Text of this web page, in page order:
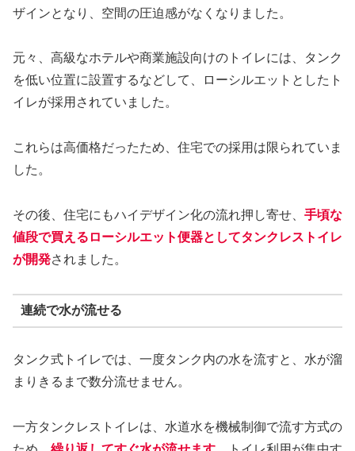
ザインとなり、空間の圧迫感がなくなりました。
元々、高級なホテルや商業施設向けのトイレには、タンク
を低い位置に設置するなどして、ローシルエットとしたト
イレが採用されていました。
これらは高価格だったため、住宅での採用は限られていま
した。
その後、住宅にもハイデザイン化の流れ押し寄せ、 手頃な
値段で買えるローシルエット便器としてタンクレストイレ
が開発されました。
連続で水が流せる
タンク式トイレでは、一度タンク内の水を流すと、水が溜
まりきるまで数分流せません。
一方タンクレストイレは、水道水を機械制御で流す方式の